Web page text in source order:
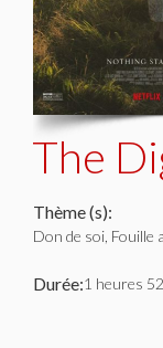
The
Thème (s):
Don de soi, Fouille
Durée:1 heures